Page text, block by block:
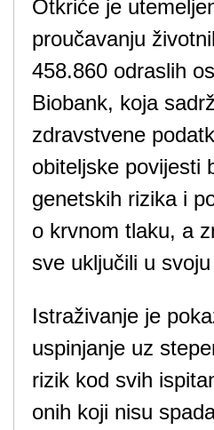
Otkriće je
proučavanju
458.860 odraslih
Biobank, koja
zdravstvene
obiteljske povijesti
genetskih rizika i
o krvnom tlaku, a
sve uključili u
Istraživanje je
uspinjanje uz
rizik kod svih
onih koji nisu